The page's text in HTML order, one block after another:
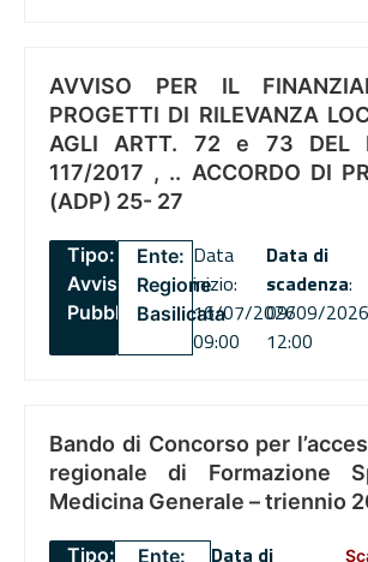
AVVISO PER IL
PROGETTI DI RILEVANZA
AGLI ARTT. 72 e 73 DEL
117/2017 , .. ACCORDO DI
(ADP) 25- 27
Tipo:
Avviso
Pubblico
Ente:
Regione
Basilicata
Data
inizio:
16/07/2026
09:00
Data di
scadenza:
09/09/2026
12:00
Bando di Concorso per
regionale di Formazione
Medicina Generale – triennio
Tipo:
Ente:
Data di